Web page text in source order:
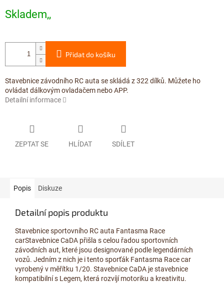
cena:
Skladem,,
Přidat do košíku
Stavebnice závodního RC auta se skládá z 322 dílků. Můžete ho
ovládat dálkovým ovladačem nebo APP.
Detailní informace
ZEPTAT SE HLÍDAT SDÍLET
Popis Diskuze
Detailní popis produktu
Stavebnice sportovního RC auta Fantasma Race
carStavebnice CaDA přišla s celou řadou sportovních
závodních aut, které jsou designované podle legendárních
vozů. Jedním z nich je i tento sporťák Fantasma Race car
vyrobený v měřítku 1/20. Stavebnice CaDA je stavebnice
kompatibilní s Legem, která rozvíjí motoriku a kreativitu.